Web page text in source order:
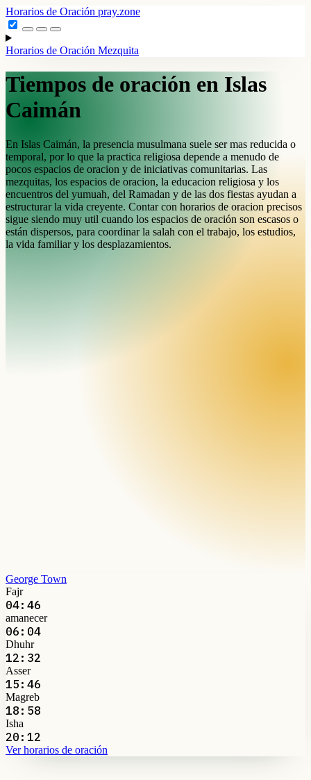
Horarios de Oración pray.zone
Horarios de Oración Mezquita
Tiempos de oración en Islas
Caimán
En Islas Caimán, la presencia musulmana suele ser mas reducida o
temporal, por lo que la practica religiosa depende a menudo de
pocos espacios de oracion y de iniciativas comunitarias. Las
mezquitas, los espacios de oracion, la educacion religiosa y los
encuentros del yumuah, del Ramadan y de las dos fiestas ayudan a
estructurar la vida creyente. Contar con horarios de oracion precisos
sigue siendo muy util cuando los espacios de oración son escasos o
están dispersos, para coordinar la salah con el trabajo, los estudios,
la vida familiar y los desplazamientos.
George Town
Fajr
04:46
amanecer
06:04
Dhuhr
12:32
Asser
15:46
Magreb
18:58
Isha
20:12
Ver horarios de oración